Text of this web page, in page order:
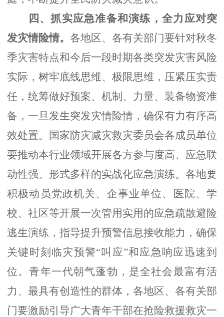
四 、抓实应急准备和演练 ，全力应对突
发灾情险情。 各地区、各有关部门要针对秋冬
季灾害特点和今后一段时期各类突发灾害风险
实际，树牢底线思维、极限思维 ，压紧压实责
任 ， 统筹做好预案、机制、力量、装备物资准
备，一旦发生突发灾情险情，确保有力有序高
效处置。国家防灾减灾救灾委员会各成员单位
要推动本行业领域开展各方参与度高、应急联
动性强、形式多样的实战化应急演练。各地要
积极动员党政机关、企事业单位、医院、学
校、社区等开展一次管用实用的应急疏散避险
逃生演练，指导提升预警信息接收能力，确保
关键时刻 临灾预警“叫 应”和应急响应迅速到
位。青年一代朝气蓬勃，是全社会最富有活
力、最具有创造性的群体，各地区、各有关部
门要激励引导广大青年干部在抢险救援救灾一